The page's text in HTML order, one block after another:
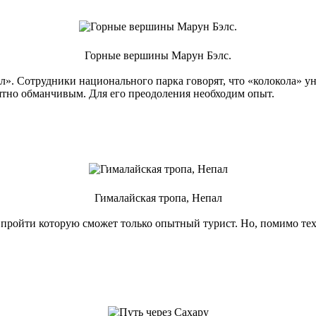
Горные вершины Марун Бэлс.
Сотрудники национального парка говорят, что «колокола»
обманчивым. Для его преодоления необходим опыт.
Гималайская тропа, Непал
которую сможет только опытный турист. Но, помимо